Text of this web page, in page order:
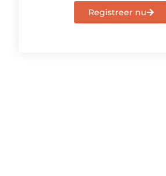
Registreer nu